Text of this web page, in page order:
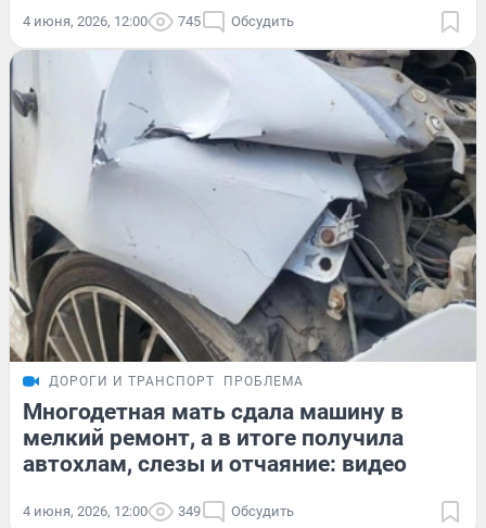
4 июня, 2026, 12:00 745 Обсудить
ДОРОГИ И ТРАНСПОРТ ПРОБЛЕМА
Многодетная мать сдала машину в
мелкий ремонт, а в итоге получила
автохлам, слезы и отчаяние: видео
4 июня, 2026, 12:00 349 Обсудить